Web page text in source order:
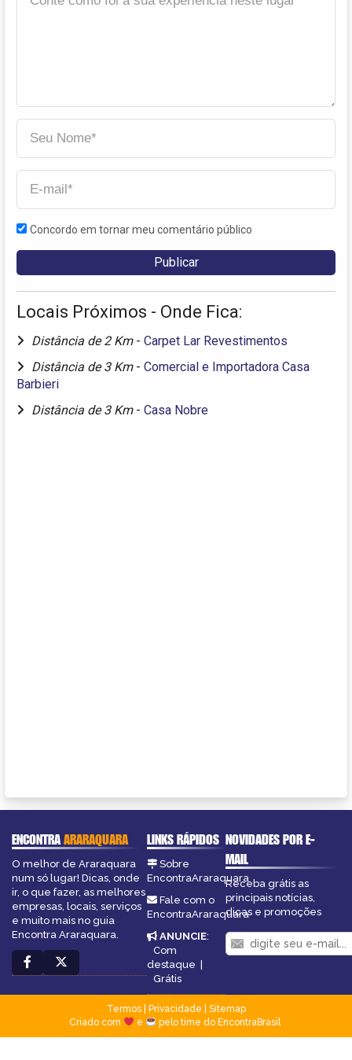
Concordo em tornar meu comentário público
Locais Próximos - Onde Fica:
Distância de 2 Km - Carpet Lar Revestimentos
Distância de 3 Km - Comercial e Importadora Casa
Barbieri
Distância de 3 Km - Casa Nobre
ENCONTRAARARAQUARA
O melhor de Araraquara
num só lugar! Dicas, onde
ir, o que fazer, as melhores
empresas, locais, serviços
e muito mais no guia
Encontra Araraquara.
LINKS RÁPIDOS
Sobre
EncontraAraraquara
Fale com o
EncontraAraraquara
ANUNCIE:
Com
destaque |
Grátis
NOVIDADES POR E-
MAIL
Receba grátis as
principais notícias,
dicas e promoções
Termos| Privacidade
Sitemap
Criado com
e pelo time do EncontraBrasil